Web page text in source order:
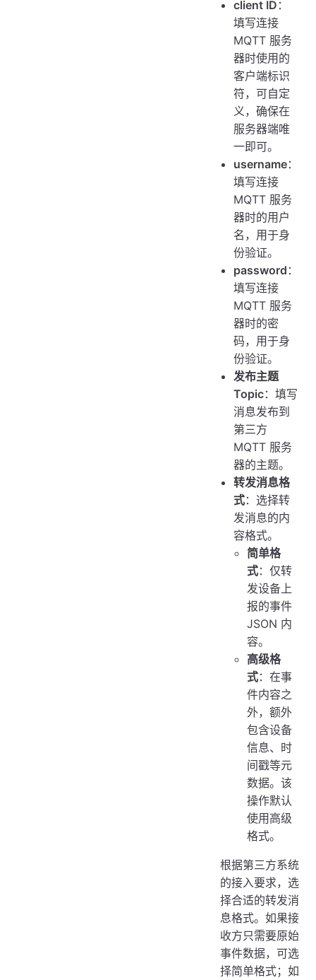
client ID ：
填写连接
MQTT 服务
器时使用的
客户端标识
符，可自定
义，确保在
服务器端唯
一即可。
username：
填写连接
MQTT 服务
器时的用户
名，用于身
份验证。
password ：
填写连接
MQTT 服务
器时的密
码，用于身
份验证。
发布主题
Topic：填写
消息发布到
第三方
MQTT 服务
器的主题。
转发消息格
式：选择转
发消息的内
容格式。
简单格
式：仅转
发设备上
报的事件
JSON 内
容。
高级格
式：在事
件内容之
外，额外
包含设备
信息、时
间戳等元
数据。该
操作默认
使用高级
格式。
根据第三方系统
的接入要求，选
择合适的转发消
息格式。如果接
收方只需要原始
事件数据，可选
择简单格式；如